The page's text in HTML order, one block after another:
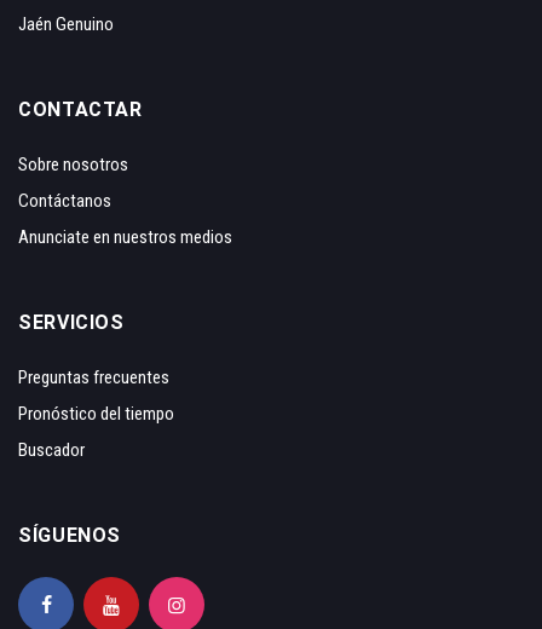
Jaén Genuino
CONTACTAR
Sobre nosotros
Contáctanos
Anunciate en nuestros medios
SERVICIOS
Preguntas frecuentes
Pronóstico del tiempo
Buscador
SÍGUENOS